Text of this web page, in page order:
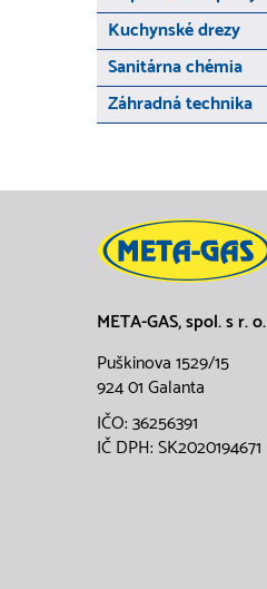
Kuchynské drezy
Sanitárna chémia
Záhradná technika
META-GAS, spol. s r. o.
Puškinova 1529/15
924 01 Galanta
IČO: 36256391
IČ DPH: SK2020194671